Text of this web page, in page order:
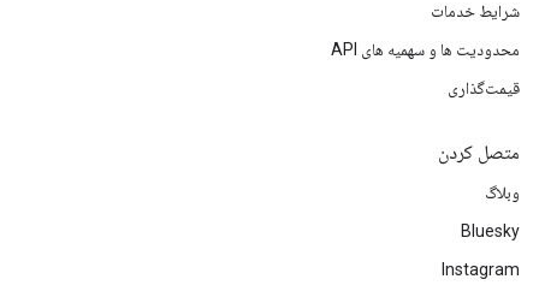
شرایط خدمات
محدودیت ها و سهمیه های API
قیمت‌گذاری
متصل کردن
وبلاگ
Bluesky
Instagram